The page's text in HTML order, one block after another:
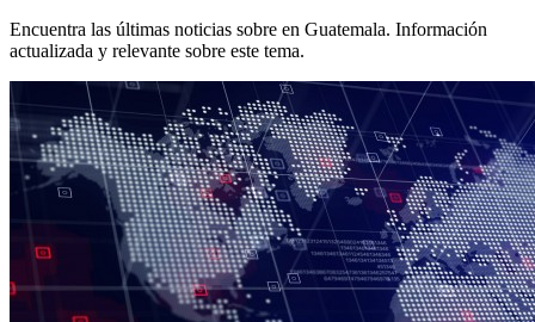
Encuentra las últimas noticias sobre en Guatemala. Información
actualizada y relevante sobre este tema.